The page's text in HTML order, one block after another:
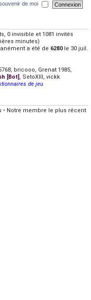
de moi
0 invisible et 1081 invités
minutes)
a été de 6280le 30 juil.
, bricooo, Grenat 1985,
[Bot] , SetoXIII, vickk
de jeu
Notre membre le plus récent